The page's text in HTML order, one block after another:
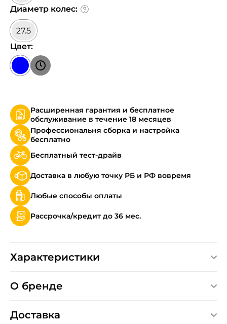
Диаметр колес:
27.5
Цвет:
Расширенная гарантия и бесплатное
обслуживание в течение 18 месяцев
Профессиональня сборка и настройка
бесплатно
Бесплатный тест-драйв
Доставка в любую точку РБ и РФ вовремя
Любые способы оплаты
Рассрочка/кредит до 36 мес.
Характеристики
О бренде
Доставка